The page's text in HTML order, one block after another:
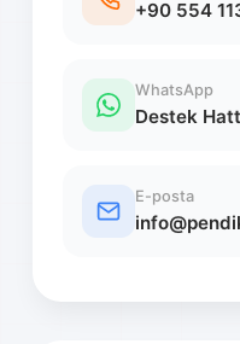
+90 554
WhatsApp
Destek
E-posta